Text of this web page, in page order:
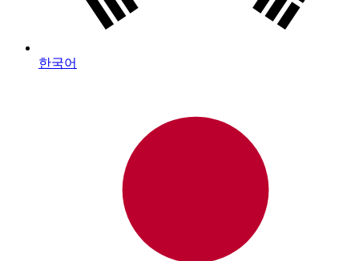
한국어